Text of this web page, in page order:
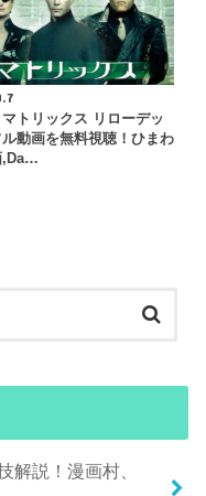
トリックス リローデッ
ル動画を無料視聴！ひまわ
,Da…
解説！漫画村、